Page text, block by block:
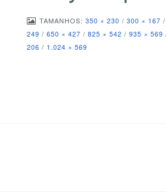
TAMANHOS: 350 × 230 / 300 × 167 /
249 / 650 × 427 / 825 × 542 / 935 × 569
206 / 1.024 × 569